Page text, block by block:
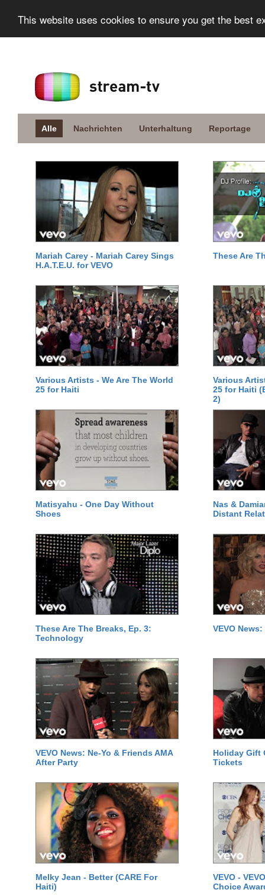
This website uses cookies to ensure you get the best
Alle Nachrichten Unterhaltung Reportage
Mariah Carey - Mariah Carey Sings
H.A.T.E.U. for VEVO
These Are
Various Artists - We Are The World
25 for Haiti
Various
25 for Haiti
2)
Matisyahu - One Day Without
Shoes
Nas &
Distant
These Are The Breaks, Ep. 3:
Technology
VEVO
VEVO News: Ne-Yo & Friends AMA
After Party
Holiday Gift
Tickets
Melky Jean - Better (CARE For
Haiti)
VEVO -
Choice